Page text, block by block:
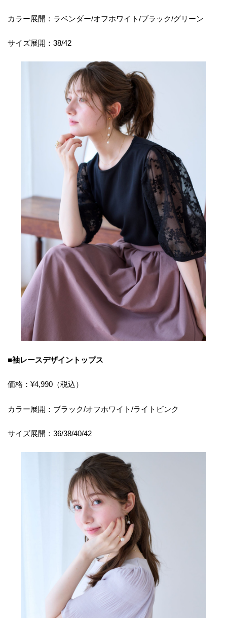
カラー展開：ラベンダー/オフホワイト/ブラック/グリーン
サイズ展開：38/42
■袖レースデザイントップス
価格：¥4,990（税込）
カラー展開：ブラック/オフホワイト/ライトピンク
サイズ展開：36/38/40/42